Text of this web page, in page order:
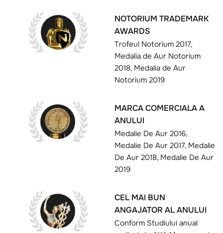
NOTORIUM TRADEMARK
AWARDS
Trofeul Notorium 2017,
Medalia de Aur Notorium
2018, Medalia de Aur
Notorium 2019
MARCA COMERCIALA A
ANULUI
Medalie De Aur 2016,
Medalie De Aur 2017, Medalie
De Aur 2018, Medalie De Aur
2019
CEL MAI BUN
ANGAJATOR AL ANULUI
Conform Studiului anual